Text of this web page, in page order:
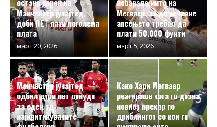
остане верен на
Манчестер јунајтед,
доби ПЕТ пати поголема
плата
март 20, 2026
побарале мито на
Мегваер, за да исчезне
апсењето требал да
плати 50.000 фунти
март 5, 2026
Манчестер јунајтед
одбил дури пет понуди
за еден од
најкритикуваните
Како Хари Мегваер
реагираше кога го дозна
новиот прекар по
дриблингот со кои ги